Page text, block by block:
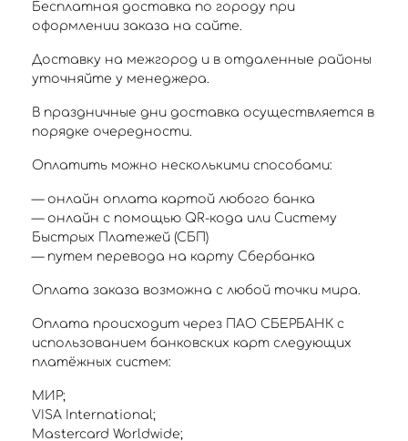
Бесплатная доставка по городу при
оформлении заказа на сайте.
Доставку на межгород и в отдаленные районы
уточняйте у менеджера.
В праздничные дни доставка осуществляется в
порядке очередности.
Оплатить можно несколькими способами:
— онлайн оплата картой любого банка
— онлайн с помощью QR-кода или Систему
Быстрых Платежей (СБП)
— путем перевода на карту Сбербанка
Оплата заказа возможна с любой точки мира.
Оплата происходит через ПАО СБЕРБАНК с
использованием банковских карт следующих
платёжных систем:
МИР;
VISA International;
Mastercard Worldwide;